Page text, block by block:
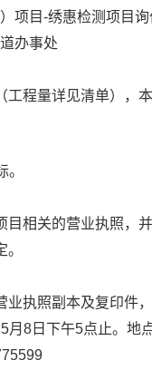
项目-绣惠检测项目
办事处
工程量详见清单），
目相关的营业执照，
业执照副本及复印件
月8日下午5点止。